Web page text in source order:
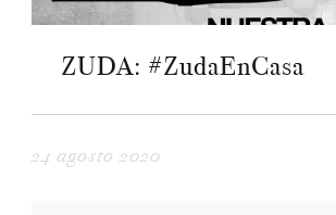
ZUDA: #ZudaEnCasa
24 agosto 2020